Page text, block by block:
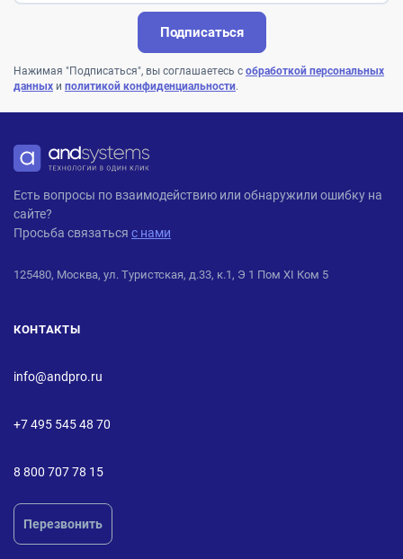
Подписаться
Нажимая "Подписаться", вы соглашаетесь с обработкой персональных
данных и политикой конфиденциальности.
ANDPRO
Есть вопросы по взаимодействию или обнаружили ошибку на
сайте?
Просьба связаться с нами
125480, Москва, ул. Туристская, д.33, к.1, Э 1 Пом XI Ком 5
КОНТАКТЫ
info@andpro.ru
+7 495 545 48 70
8 800 707 78 15
Перезвонить